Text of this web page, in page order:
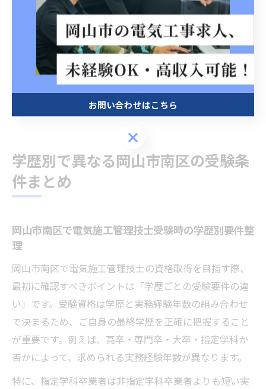
者、岡山市南区の専門機関に相談し、個別事情に応じた
アドバイスを受けることが推奨されます。
万が一経験年数に食い違いが生じた場合、補足資料や追
加証明を求められる場合があるため、常に最新の記録を
保持し、申請前に再確認する習慣を身につけておきまし
学歴別で異なる岡山市南区の受験条
件まとめ
岡山市南区で電気施工管理技士受験時の学歴別要件整
理
岡山市南区で電気施工管理技士の資格取得を目指す際、
最初に確認すべきポイントは「学歴ごとの受験要件の違
い」です。受験資格は学歴と実務経験年数の組み合わせ
で決まるため、ご自身の最終学歴を正確に把握すること
が重要です。例えば、高卒・専門卒・大卒・指定学科か
否かによって、求められる実務経験年数が異なります。
特に、指定学科卒業者は非指定学科卒業者よりも短い実
お問い合わせはこちら
お問い合わせはこちら